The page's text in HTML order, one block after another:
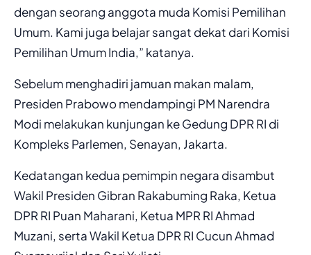
dengan seorang anggota muda Komisi Pemilihan
Umum. Kami juga belajar sangat dekat dari Komisi
Pemilihan Umum India,” katanya.
Sebelum menghadiri jamuan makan malam,
Presiden Prabowo mendampingi PM Narendra
Modi melakukan kunjungan ke Gedung DPR RI di
Kompleks Parlemen, Senayan, Jakarta.
Kedatangan kedua pemimpin negara disambut
Wakil Presiden Gibran Rakabuming Raka, Ketua
DPR RI Puan Maharani, Ketua MPR RI Ahmad
Muzani, serta Wakil Ketua DPR RI Cucun Ahmad